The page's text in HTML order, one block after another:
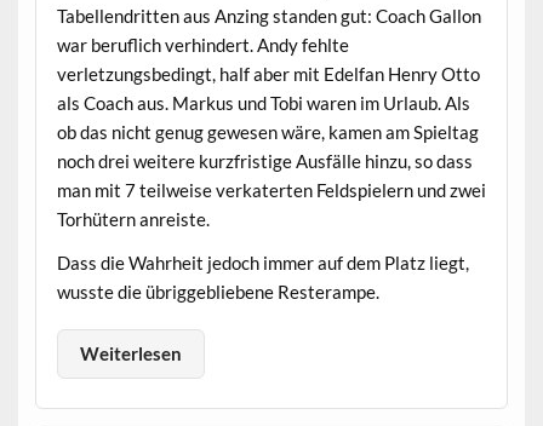
Tabellendritten aus Anzing standen gut: Coach Gallon
war beruflich verhindert. Andy fehlte
verletzungsbedingt, half aber mit Edelfan Henry Otto
als Coach aus. Markus und Tobi waren im Urlaub. Als
ob das nicht genug gewesen wäre, kamen am Spieltag
noch drei weitere kurzfristige Ausfälle hinzu, so dass
man mit 7 teilweise verkaterten Feldspielern und zwei
Torhütern anreiste.
Dass die Wahrheit jedoch immer auf dem Platz liegt,
wusste die übriggebliebene Resterampe.
Weiterlesen